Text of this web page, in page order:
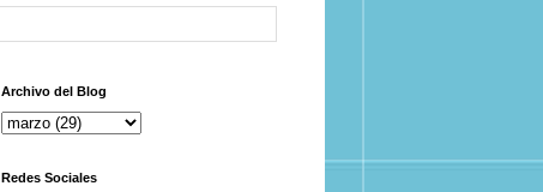
Archivo del Blog
Redes Sociales